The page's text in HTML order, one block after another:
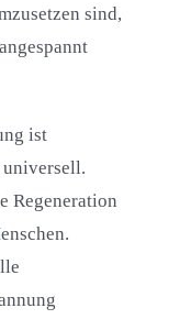
sind,
ist
Regeneration